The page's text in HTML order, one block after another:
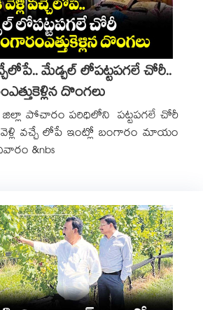
మేడ్చల్ లోపట్టపగలే చోరీ..
దొంగలు
పోచారం పరిధిలోని పట్టపగలే చోరీ
వెళ్లి వచ్చే లోపే ఇంట్లో బంగారం మాయం
&nbs